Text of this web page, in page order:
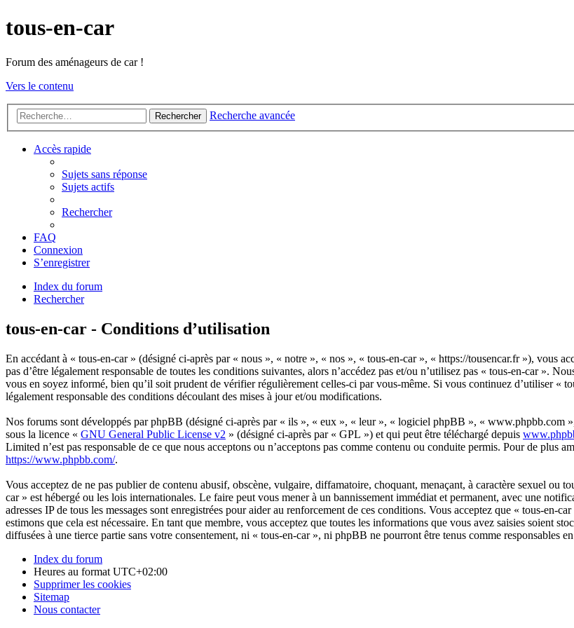
tous-en-car
Forum des aménageurs de car !
Vers le contenu
Rechercher Recherche avancée
Accès rapide
Sujets sans réponse
Sujets actifs
Rechercher
FAQ
Connexion
S’enregistrer
Index du forum
Rechercher
tous-en-car - Conditions d’utilisation
En accédant à « tous-en-car » (désigné ci-après par « nous », « notre », « nos », « tous-en-car », « https://tousencar.fr »), vous
pas d’être légalement responsable de toutes les conditions suivantes, alors n’accédez pas et/ou n’utilisez pas « tous-en-car ».
vous en soyez informé, bien qu’il soit prudent de vérifier régulièrement celles-ci par vous-même. Si vous continuez d’utiliser «
légalement responsable des conditions découlant des mises à jour et/ou modifications.
Nos forums sont développés par phpBB (désigné ci-après par « ils », « eux », « leur », « logiciel phpBB », «
sous la licence « GNU General Public License v2 » (désigné ci-après par « GPL ») et qui peut être téléchargé depuis
Limited n’est pas responsable de ce que nous acceptons ou n’acceptons pas comme contenu ou conduite permis. Pour de plus
https://www.phpbb.com/.
Vous acceptez de ne pas publier de contenu abusif, obscène, vulgaire, diffamatoire, choquant, menaçant, à caractère sexuel ou
car » est hébergé ou les lois internationales. Le faire peut vous mener à un bannissement immédiat et permanent, avec une
adresses IP de tous les messages sont enregistrées pour aider au renforcement de ces conditions. Vous acceptez que « tous-
estimons que cela est nécessaire. En tant que membre, vous acceptez que toutes les informations que vous avez saisies soient
diffusées à une tierce partie sans votre consentement, ni « tous-en-car », ni phpBB ne pourront être tenus comme responsables
Index du forum
Heures au format UTC+02:00
Supprimer les cookies
Sitemap
Nous contacter